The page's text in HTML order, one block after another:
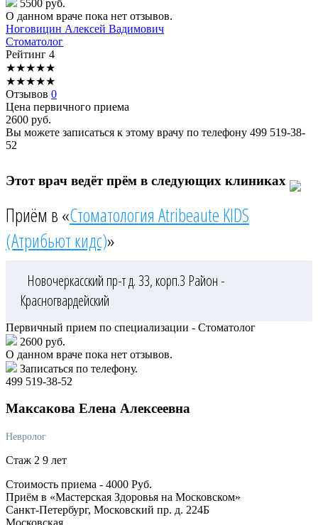
5500 руб.
О данном враче пока нет отзывов.
Ноговицин Алексей Вадимович
Стоматолог
Рейтинг 4
★★★★★
★★★★★
Отзывов 0
Цена первичного приема
2600 руб.
Вы можете записаться к этому врачу по телефону 499 519-38-
52
Этот врач ведёт прём в следующих клиниках
Приём в «Стоматология Atribeaute KIDS
(Атрибьют кидс)»
Новочеркасский пр-т д. 33, корп.3 Район -
Красногвардейский
Первичный прием по специализации - Стоматолог
2600 руб.
О данном враче пока нет отзывов.
Записаться по телефону.
499 519-38-52
Максакова Елена Алексеевна
Невролог
Стаж 2 9 лет
Стоимость приема - 4000 Руб.
Приём в «Мастерская Здоровья на Московском»
Санкт-Петербург, Московский пр. д. 224Б
Московская